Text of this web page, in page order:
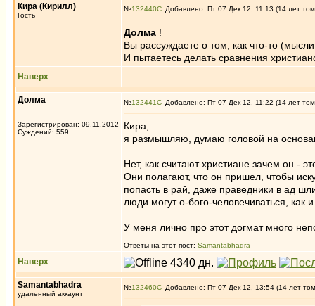
Кира (Кирилл)
Гость
№132440 Добавлено: Пт 07 Дек 12, 11:13 (14 лет
Долма !
Вы рассуждаете о том, как что-то
И пытаетесь делать сравнения
Наверх
Долма
Зарегистрирован: 09.11.2012
Суждений: 559
№132441 Добавлено: Пт 07 Дек 12, 11:22 (14 лет
Кира,
я размышляю, думаю головой на
Нет, как считают христиане зачем он -
Они полагают, что он пришел, чтобы
попасть в рай, даже праведники в ад
люди могут о-бого-человечиваться, как
У меня лично про этот догмат много
Ответы на этот пост: Samantabhadra
Наверх
Samantabhadra
удаленный аккаунт
№132460 Добавлено: Пт 07 Дек 12, 13:54 (14 лет